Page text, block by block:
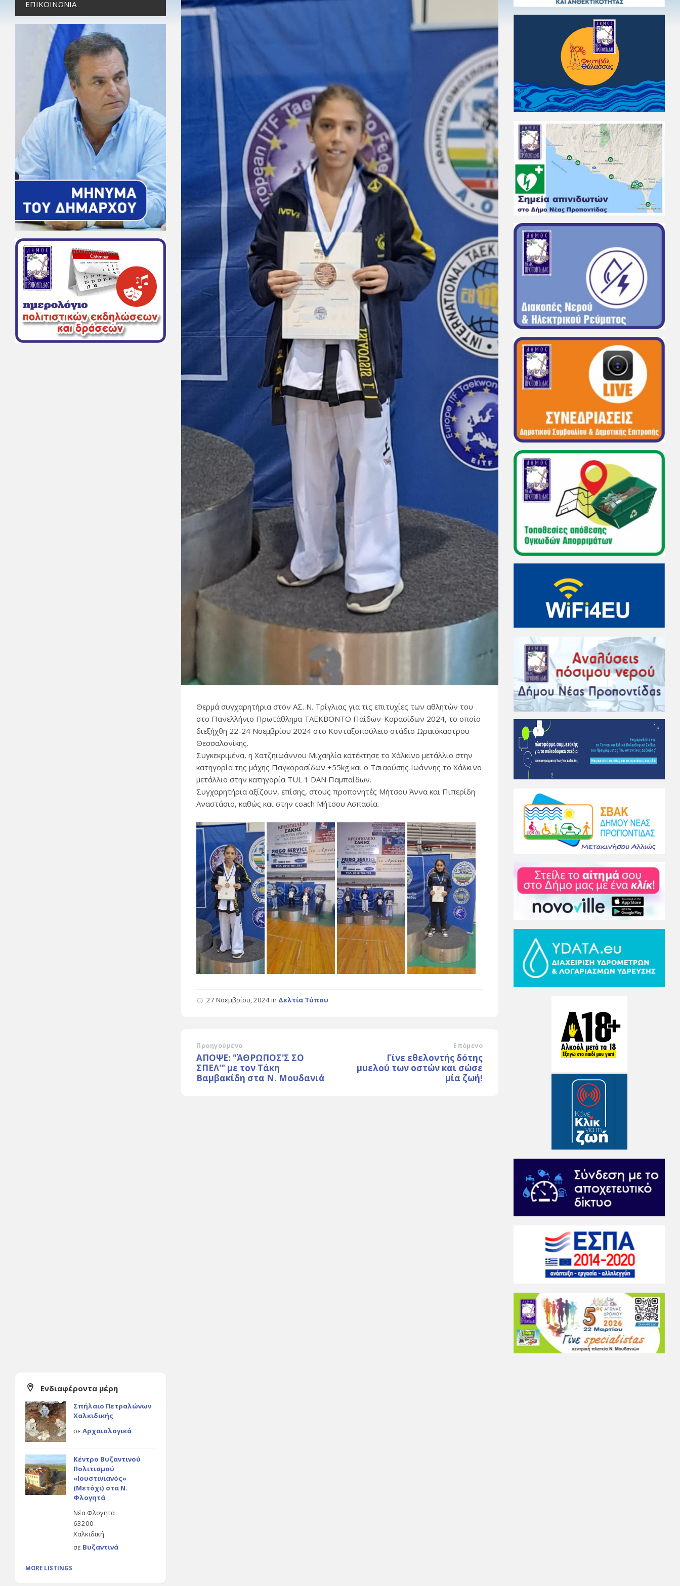
Θερμά συγχαρητήρια στον ΑΣ. Ν. Τρίγλιας για τις επιτυχίες των αθλητών του
στο Πανελλήνιο Πρωτάθλημα ΤΑΕΚΒΟΝΤΟ Παίδων-Κορασίδων 2024, το οποίο
διεξήχθη 22-24 Νοεμβρίου 2024 στο Κονταξοπούλειο στάδιο Ωραιόκαστρου
Θεσσαλονίκης.
Συγκεκριμένα, η Χατζηιωάννου Μιχαηλία κατέκτησε το Χάλκινο μετάλλιο στην
κατηγορία της μάχης Παγκορασίδων +55kg και ο Τσιαούσης Ιωάννης το Χάλκινο
μετάλλιο στην κατηγορία TUL 1 DAN Παμπαίδων.
Συγχαρητήρια αξίζουν, επίσης, στους προπονητές Μήτσου Άννα και Πιπερίδη
Αναστάσιο, καθώς και στην coach Μήτσου Ασπασία.
27 Νοεμβρίου, 2024in Δελτία Τύπου
Προηγούμενο
ΑΠΟΨΕ: "ΆΘΡΩΠΟΣ'Σ ΣΟ
ΣΠΕΛ'" με τον Τάκη
Βαμβακίδη στα Ν. Μουδανιά
Επόμενο
Γίνε εθελοντής δότης
μυελού των οστών και σώσε
μία ζωή!
ΕΠΙΚΟΙΝΩΝΊΑ
Ενδιαφέροντα μέρη
Σπήλαιο Πετραλώνων
Χαλκιδικής
σε Αρχαιολογικά
Κέντρο Βυζαντινού
Πολιτισμού
«Ιουστινιανός»
(Μετόχι) στα Ν.
Φλογητά
Νέα Φλογητά
63200
Χαλκιδική
σε Βυζαντινά
MORE LISTINGS